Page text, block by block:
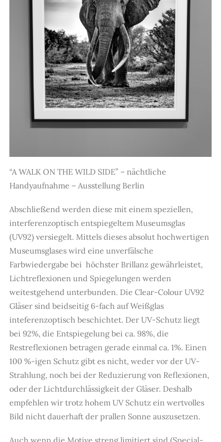
“A WALK ON THE WILD SIDE” – nächtliche
Handyaufnahme – Ausstellung Berlin
Abschließend werden diese mit einem speziellen,
interferenzoptisch entspiegeltem Museumsglas
(UV92) versiegelt. Mittels dieses absolut hochwertigen
Museumsglases wird eine unverfälsche
Farbwiedergabe bei höchster Brillanz gewährleistet,
Lichtreflexionen und Spiegelungen werden
weitestgehend unterbunden. Die Clear-Colour UV92
Gläser sind beidseitig 6-fach auf Weißglas
inteferenzoptisch beschichtet. Der UV-Schutz liegt
bei 92%, die Entspiegelung bei ca. 98%, die
Restreflexionen betragen gerade einmal ca. 1%. Einen
100 %-igen Schutz gibt es nicht, weder vor der UV-
Strahlung, noch bei der Reduzierung von Reflexionen,
oder der Lichtdurchlässigkeit der Gläser. Deshalb
empfehlen wir trotz hohem UV Schutz ein wertvolles
Bild nicht dauerhaft der prallen Sonne auszusetzen.